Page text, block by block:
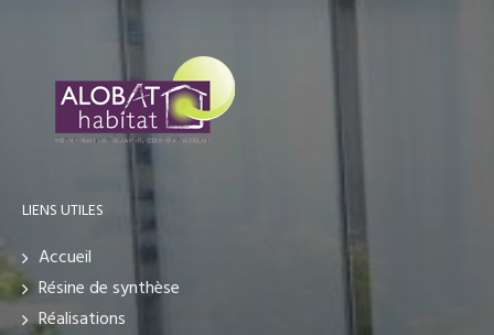
LIENS UTILES
Accueil
Résine de synthèse
Réalisations